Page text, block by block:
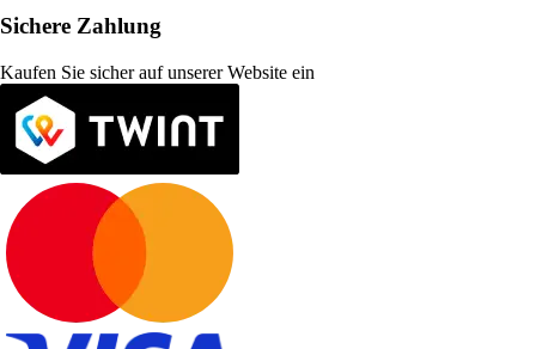
Sichere Zahlung
Kaufen Sie sicher auf unserer Website ein